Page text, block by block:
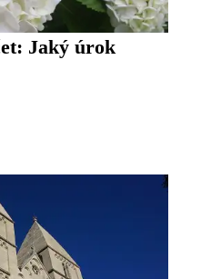
Jaký úrok